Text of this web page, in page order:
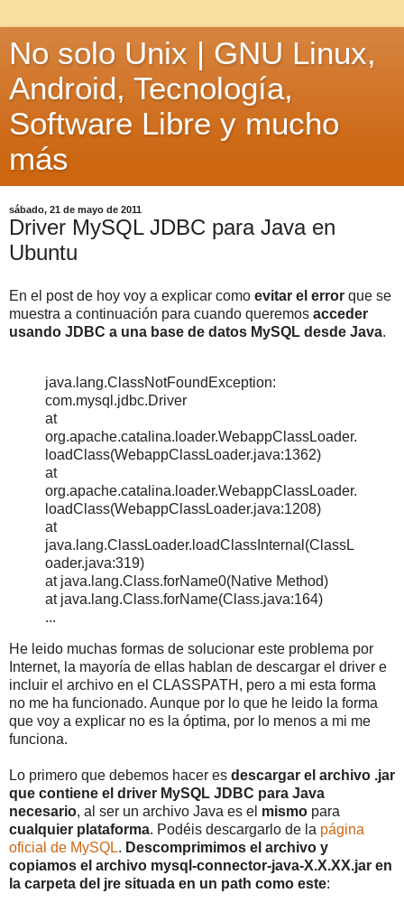
No solo Unix | GNU Linux,
Android, Tecnología,
Software Libre y mucho
más
sábado, 21 de mayo de 2011
Driver MySQL JDBC para Java en
Ubuntu
En el post de hoy voy a explicar como evitar el error que se
muestra a continuación para cuando queremos acceder
usando JDBC a una base de datos MySQL desde Java.
java.lang.ClassNotFoundException:
com.mysql.jdbc.Driver
at
org.apache.catalina.loader.WebappClassLoader.
loadClass(WebappClassLoader.java:1362)
at
org.apache.catalina.loader.WebappClassLoader.
loadClass(WebappClassLoader.java:1208)
at
java.lang.ClassLoader.loadClassInternal(ClassL
oader.java:319)
at java.lang.Class.forName0(Native Method)
at java.lang.Class.forName(Class.java:164)
...
He leido muchas formas de solucionar este problema por
Internet, la mayoría de ellas hablan de descargar el driver e
incluir el archivo en el CLASSPATH, pero a mi esta forma
no me ha funcionado. Aunque por lo que he leido la forma
que voy a explicar no es la óptima, por lo menos a mi me
funciona.
Lo primero que debemos hacer es descargar el archivo .jar
que contiene el driver MySQL JDBC para Java
necesario, al ser un archivo Java es el mismo para
cualquier plataforma. Podéis descargarlo de la página
oficial de MySQL. Descomprimimos el archivo y
copiamos el archivo mysql-connector-java-X.X.XX.jar en
la carpeta del jre situada en un path como este: